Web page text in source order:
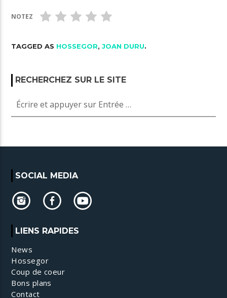
NOTEZ
TAGGED AS HOSSEGOR,JOAN DURU.
RECHERCHEZ SUR LE SITE
SOCIAL MEDIA
LIENS RAPIDES
News
Hossegor
Coup de coeur
Bons plans
Contact